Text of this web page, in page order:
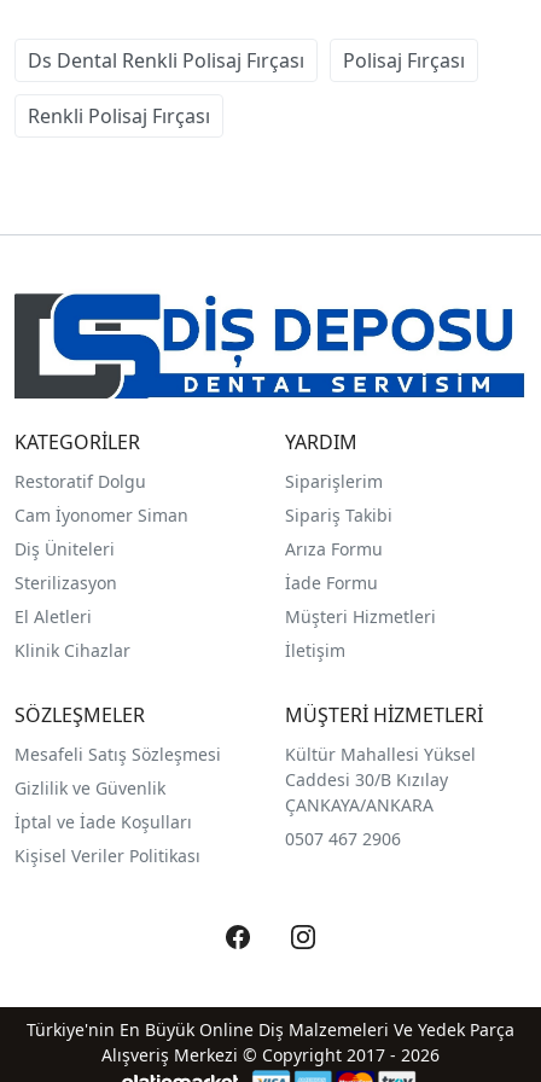
Ds Dental Renkli Polisaj Fırçası Polisaj Fırçası
Renkli Polisaj Fırçası
KATEGORİLER
Restoratif Dolgu
Cam İyonomer Siman
Diş Üniteleri
Sterilizasyon
El Aletleri
Klinik Cihazlar
YARDIM
Siparişlerim
Sipariş Takibi
Arıza Formu
İade Formu
Müşteri Hizmetleri
İletişim
SÖZLEŞMELER
Mesafeli Satış Sözleşmesi
Gizlilik ve Güvenlik
İptal ve İade Koşulları
Kişisel Veriler Politikası
MÜŞTERİ HİZMETLERİ
Kültür Mahallesi Yüksel
Caddesi 30/B Kızılay
ÇANKAYA/ANKARA
0507 467 2906
Türkiye'nin En Büyük Online Diş Malzemeleri Ve Yedek Parça
Alışveriş Merkezi © Copyright 2017 - 2026